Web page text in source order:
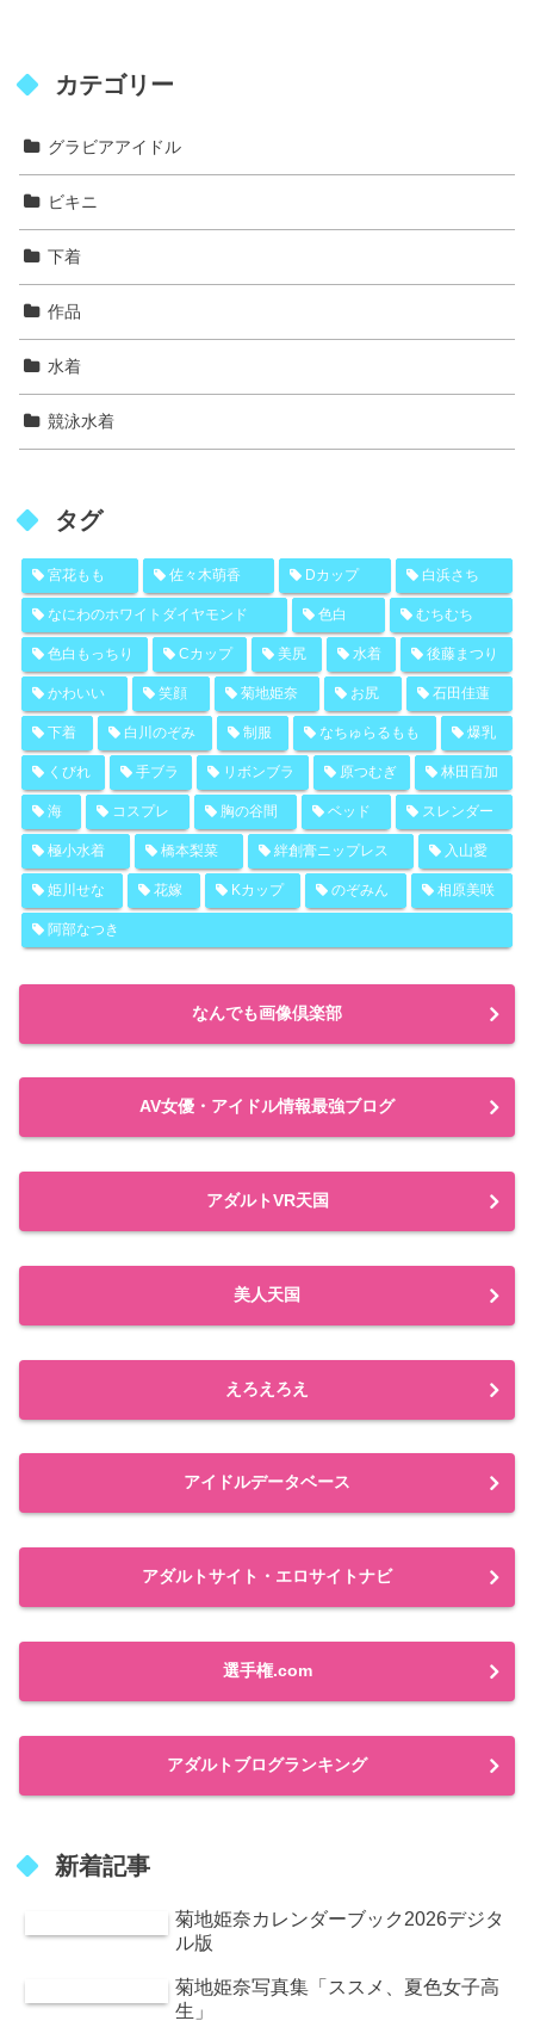
カテゴリー
グラビアアイドル
ビキニ
下着
作品
水着
競泳水着
タグ
宮花もも 佐々木萌香 Dカップ 白浜さち
なにわのホワイトダイヤモンド 色白 むちむち
色白もっちり Cカップ 美尻 水着 後藤まつり
かわいい 笑顔 菊地姫奈 お尻 石田佳蓮
下着 白川のぞみ 制服 なちゅらるもも 爆乳
くびれ 手ブラ リボンブラ 原つむぎ 林田百加
海 コスプレ 胸の谷間 ベッド スレンダー
極小水着 橋本梨菜 絆創膏ニップレス 入山愛
姫川せな 花嫁 Kカップ のぞみん 相原美咲
阿部なつき
なんでも画像倶楽部
AV女優・アイドル情報最強ブログ
アダルトVR天国
美人天国
えろえろえ
アイドルデータベース
アダルトサイト・エロサイトナビ
選手権.com
アダルトブログランキング
新着記事
菊地姫奈カレンダーブック2026デジタ
ル版
菊地姫奈写真集「ススメ、夏色女子高
生」